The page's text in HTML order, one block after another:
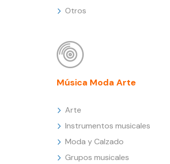
Otros
Música Moda Arte
Arte
Instrumentos musicales
Moda y Calzado
Grupos musicales